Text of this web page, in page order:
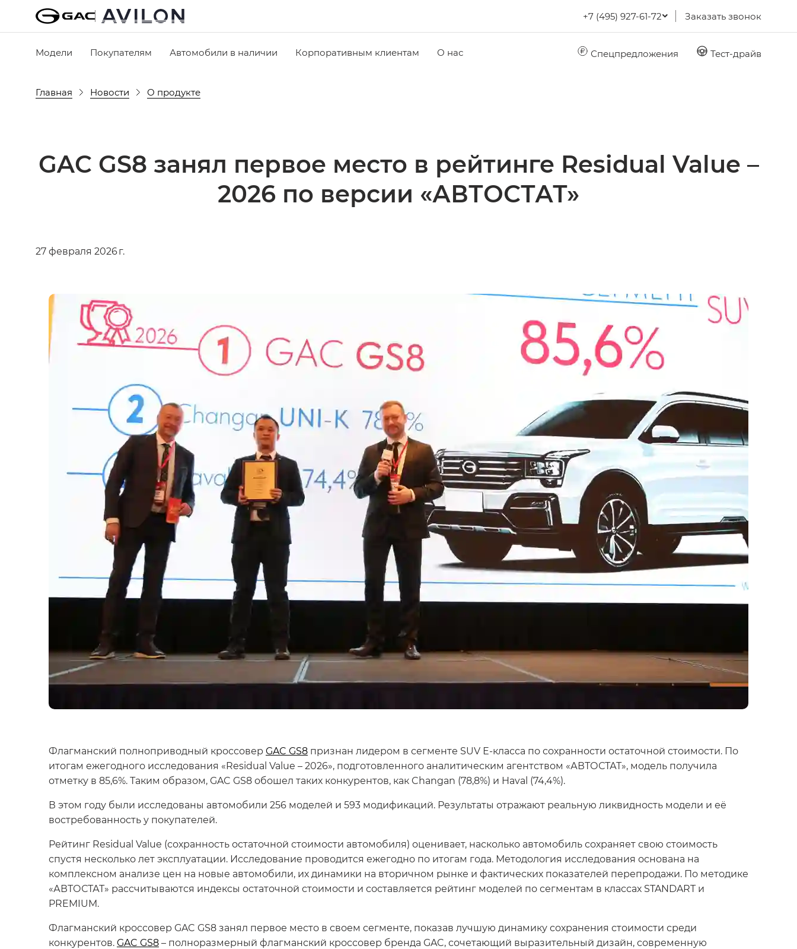
+7 (495) 927-61-72 Заказать звонок
Модели Покупателям Автомобили в наличии Корпоративным клиентам О нас Спецпредложения Тест-драйв
Главная Новости О продукте
GAC GS8 занял первое место в рейтинге Residual Value –
2026 по версии «АВТОСТАТ»
27 февраля 2026 г.
Флагманский полноприводный кроссовер GAC GS8 признан лидером в сегменте SUV Е-класса по сохранности остаточной стоимости. По
итогам ежегодного исследования «Residual Value – 2026», подготовленного аналитическим агентством «АВТОСТАТ», модель получила
отметку в 85,6%. Таким образом, GAC GS8 обошел таких конкурентов, как Changan (78,8%) и Haval (74,4%).
В этом году были исследованы автомобили 256 моделей и 593 модификаций. Результаты отражают реальную ликвидность модели и её
востребованность у покупателей.
Рейтинг Residual Value (сохранность остаточной стоимости автомобиля) оценивает, насколько автомобиль сохраняет свою стоимость
спустя несколько лет эксплуатации. Исследование проводится ежегодно по итогам года. Методология исследования основана на
комплексном анализе цен на новые автомобили, их динамики на вторичном рынке и фактических показателей перепродажи. По методике
«АВТОСТАТ» рассчитываются индексы остаточной стоимости и составляется рейтинг моделей по сегментам в классах STANDART и
PREMIUM.
Флагманский кроссовер GAC GS8 занял первое место в своем сегменте, показав лучшую динамику сохранения стоимости среди
конкурентов.GAC GS8– полноразмерный флагманский кроссовер бренда GAC, сочетающий выразительный дизайн, современную